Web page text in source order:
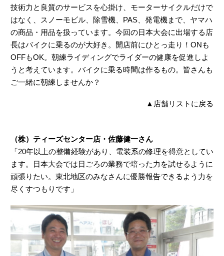
技術力と良質のサービスを心掛け、モーターサイクルだけで
はなく、スノーモビル、除雪機、PAS、発電機まで、ヤマハ
の商品・用品を扱っています。今回の日本大会に出場する店
長はバイクに乗るのが大好き。開店前にひとっ走り！ONも
OFFもOK。朝練ライディングでライダーの健康を促進しよ
うと考えています。バイクに乗る時間は作るもの。皆さんも
ご一緒に朝練しませんか？
▲ 店舗リストに戻る
（株）ティーズセンター店・佐藤健一さん
「20年以上の整備経験があり、電装系の修理を得意としてい
ます。日本大会では日ごろの業務で培った力を試せるように
頑張りたい。東北地区のみなさんに優勝報告できるよう力を
尽くすつもりです」